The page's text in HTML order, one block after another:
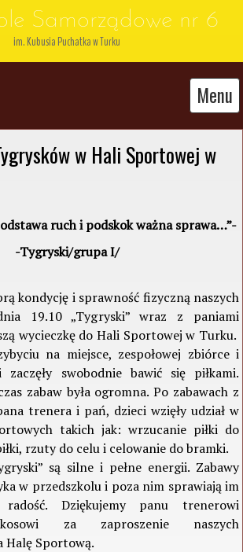
Samorządowe nr 6
im. Kubusia Puchatka w Turku
Menu
w Hali Sportowej w
ruch i podskok ważna sprawa…”-
-Tygryski/grupa I/
i sprawność fizyczną naszych
19.10 „Tygryski” wraz z paniami
wycieczkę do Hali Sportowej w Turku.
miejsce, zespołowej zbiórce i
zaczęły swobodnie bawić się piłkami.
zabaw była ogromna. Po zabawach z
trenera i pań, dzieci wzięły udział w
takich jak: wrzucanie piłki do
rzuty do celu i celowanie do bramki.
są silne i pełne energii. Zabawy
w przedszkolu i poza nim sprawiają im
Dziękujemy panu trenerowi
za zaproszenie naszych
Halę Sportową.